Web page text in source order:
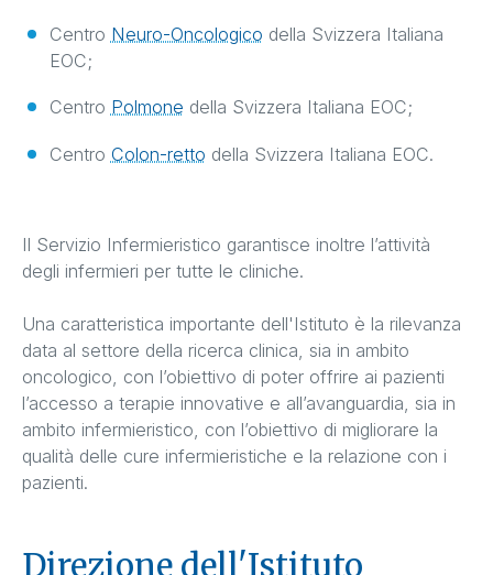
Centro Neuro-Oncologico della Svizzera Italiana
EOC;
Centro Polmone della Svizzera Italiana EOC;
Centro Colon-retto della Svizzera Italiana EOC.
Il Servizio Infermieristico garantisce inoltre l’attività
degli infermieri per tutte le cliniche.
Una caratteristica importante dell'Istituto è la rilevanza
data al settore della ricerca clinica, sia in ambito
oncologico, con l’obiettivo di poter offrire ai pazienti
l’accesso a terapie innovative e all’avanguardia, sia in
ambito infermieristico, con l’obiettivo di migliorare la
qualità delle cure infermieristiche e la relazione con i
pazienti.
Direzione dell'Istituto